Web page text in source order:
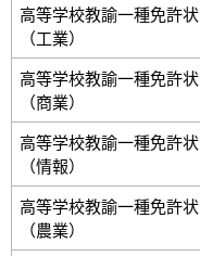
高等学校教諭一種免許状
（工業）
高等学校教諭一種免許状
（商業）
高等学校教諭一種免許状
（情報）
高等学校教諭一種免許状
（農業）